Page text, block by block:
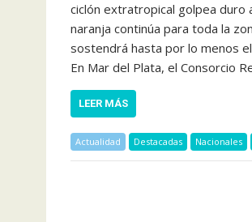
ciclón extratropical golpea duro
naranja continúa para toda la
sostendrá hasta por lo menos
En Mar del Plata, el Consorcio
LEER MÁS
Actualidad Destacadas Nacionales